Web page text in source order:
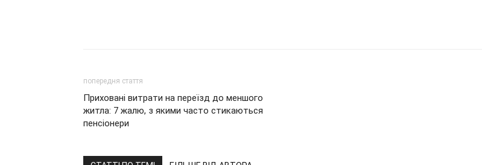
попередня стаття
Приховані витрати на переїзд до меншого
житла: 7 жалю, з якими часто стикаються
пенсіонери